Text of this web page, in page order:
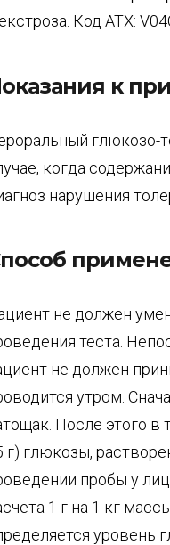
Код ATX:
к
глюкозо-
когда
нарушения
не должен
теста.
не должен
утром.
После этого в
г) глюкозы,
пробы у
1 г на 1 кг
уровень